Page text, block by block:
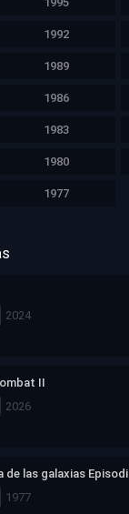
1992
1989
1986
1983
1980
1977
2024
II
2026
1977